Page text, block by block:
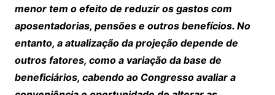
menor tem o efeito de reduzir os gastos com
aposentadorias, pensões e outros benefícios. No
entanto, a atualização da projeção depende de
outros fatores, como a variação da base de
beneficiários, cabendo ao Congresso avaliar a